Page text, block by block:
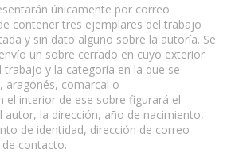
únicamente por correo
contener tres ejemplares del trabajo
y sin dato alguno sobre la autoría. Se
un sobre cerrado en cuyo exterior
y la categoría en la que se
aragonés, comarcal o
el interior de ese sobre figurará el
autor, la dirección, año de nacimiento,
de identidad, dirección de correo
contacto.